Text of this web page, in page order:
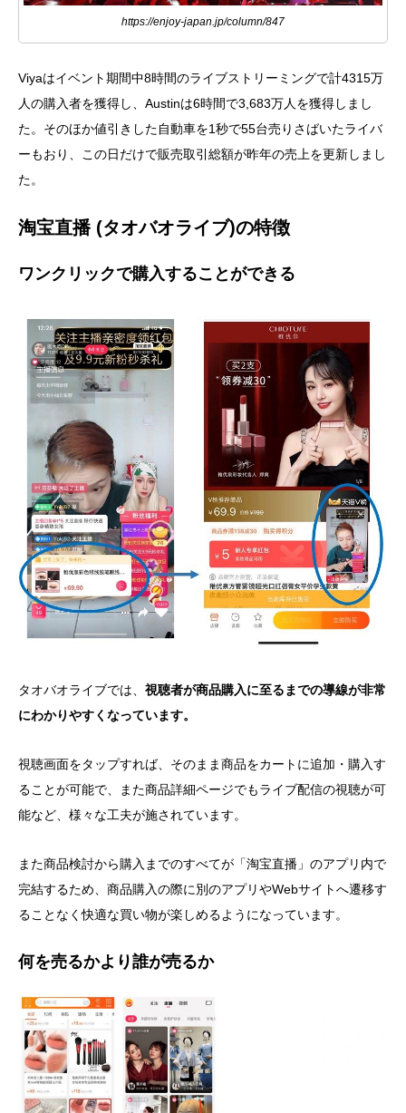
https://enjoy-japan.jp/column/847
Viyaはイベント期間中8時間のライブストリーミングで計4315万
人の購入者を獲得し、 Austinは6時間で3,683万人を獲得しまし
た。そのほか値引きした自動車を1秒で55台売りさばいたライバ
ーもおり、この日だけで販売取引総額が昨年の売上を更新しまし
た。
淘宝直播 (タオバオライブ)の特徴
ワンクリックで購入することができる
タオバオライブでは、 視聴者が商品購入に至るまでの導線が非常
にわかりやすくなっています。
視聴画面をタップすれば、そのまま商品をカートに追加・購入す
ることが可能で、また商品詳細ページでもライブ配信の視聴が可
能など、様々な工夫が施されています。
また商品検討から購入までのすべてが「淘宝直播」のアプリ内で
完結するため、商品購入の際に別のアプリやWebサイトへ遷移す
ることなく快適な買い物が楽しめるようになっています。
何を売るかより誰が売るか